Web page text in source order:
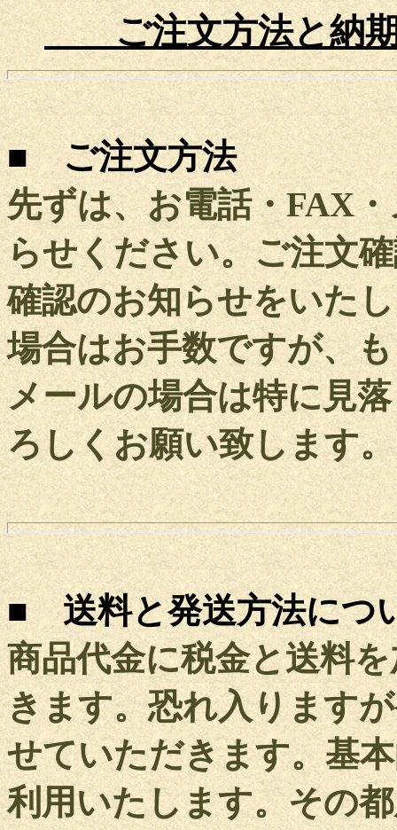
ご注文方法と納
■ ご注文方法
先ずは、お電話・FAX
らせください。ご注文
確認のお知らせをいた
場合はお手数ですが、
メールの場合は特に見
ろしくお願い致します。
■ 送料と発送方法につ
商品代金に税金と送料
きます。恐れ入ります
せていただきます。基
利用いたします。その